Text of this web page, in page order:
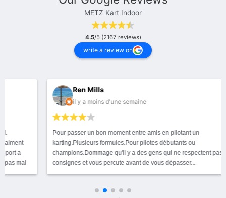
METZ Kart Indoor
4.5/5 (2167 reviews)
write a review on
Ren Mills
il y a moins d'une semaine
Pour passer un bon moment entre amis en pilotant un
karting.Plusieurs formules.Pour pilotes débutants ou
champions.Dommage qu'il y a des gens qui ne respectent pas les
consignes et vous percute avant de vous dépasser...